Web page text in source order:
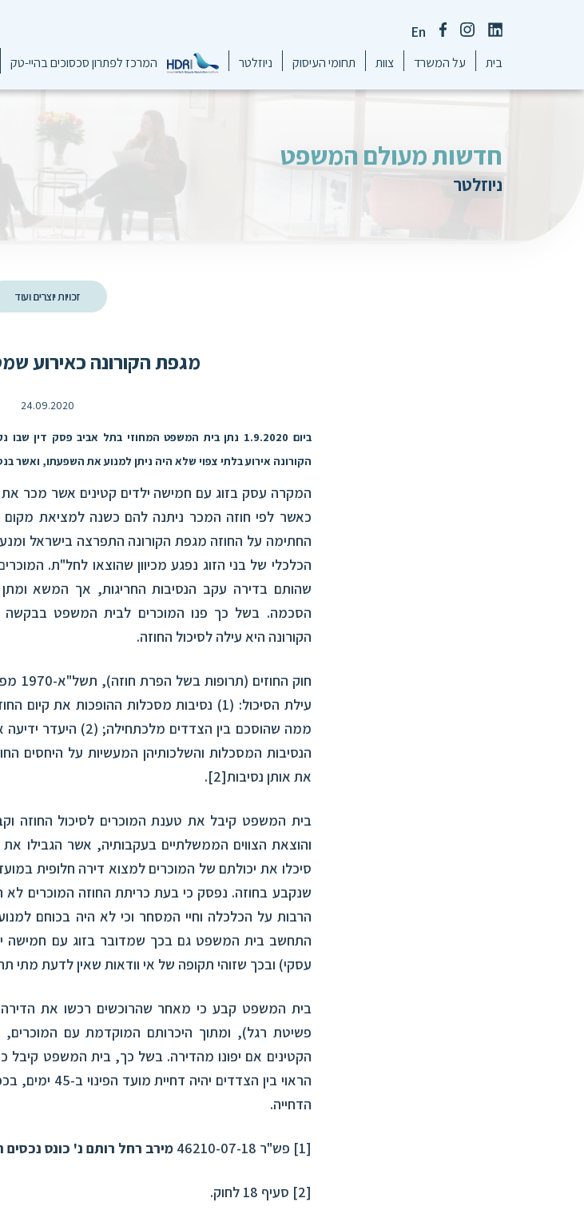
En
בית על המשרד צוות תחומי העיסוק ניוזלטר המרכז לפתרון סכסוכים בהיי-טק
חדשות מעולם המשפט
ניוזלטר
זכויות יוצרים ועוד
מגפת הקורונה כאירוע
24.09.2020
ביום 1.9.2020 נתן בית המשפט המחוזי בתל אביב פסק
הקורונה אירוע בלתי צפוי שלא היה ניתן למנוע את השפעתו, ואשר
המקרה עסק בזוג עם חמישה ילדים קטינים אשר מכר
כאשר לפי חוזה המכר ניתנה להם כשנה למציאת מקום
החתימה על החוזה מגפת הקורונה התפרצה בישראל
הכלכלי של בני הזוג נפגע מכיוון שהוצאו לחל"ת.
שהותם בדירה עקב הנסיבות החריגות, אך המשא
הסכמה. בשל כך פנו המוכרים לבית המשפט בבקשה
הקורונה היא עילה לסיכול החוזה.
חוק
עילת הסיכול: (1) נסיבות מסכלות ההופכות את
ממה שהוסכם בין
את אותן נסיבות[2]
.
בית המשפט קיבל את טענת המוכרים לסיכול החוזה
והוצאת הצווים הממשלתיים בעקבותיה, אשר הגבילו
סיכלו את יכולתם של המוכרים למצוא דירה חלופית
שנקבע בחוזה. נפסק כי בעת כריתת החוזה המוכרים לא
הרבות על הכלכלה וחיי המסחר וכי לא היה בכוחם
התחשב בית המשפט גם בכך שמדובר בזוג עם חמישה
עסקי) ובכך שזוהי תקופה של אי וודאות שאין לדעת מתי
בית המשפט קבע כי מאחר שהרוכשים רכשו את
פשיטת רגל), ומתוך היכרותם המוקדמת עם
הקטינים אם יפונו מהדירה. בשל כך, בית המשפט קיבל
הראוי בין
הדחייה.
[1] פש"ר 46210-07-18 מירב רחל רותם נ' כונס
[2] סעיף 18 לחוק.